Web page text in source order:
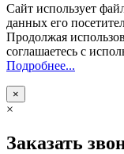
Сайт использует
данных его
Продолжая
соглашаетесь с
Подробнее...
×
×
Заказать